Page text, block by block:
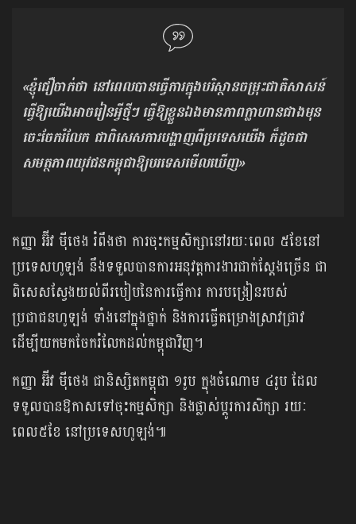
«ខ្ញុំជឿចាក់ថា នៅពេលបានធ្វើការក្នុងបរិស្ថានចម្រុះជាតិសាសន៍
ធ្វើឱ្យយើងអាចរៀនអ្វីថ្មីៗ ធ្វើឱ្យខ្លួនឯងមានភាពក្លាហានជាងមុន
ចេះចែករំលែក ជាពិសេសការបង្ហាញពីប្រទេសយើង ក៏ដូចជា
សមត្ថភាពយុវជនកម្ពុជាឱ្យបរទេសមើលឃើញ»
កញ្ញា អ៊ីវ ម៉ីថេង រំពឹងថា​ ការចុះកម្មសិក្សានៅរយៈពេល ៥ខែនៅ
ប្រទេសហូឡង់ នឹងទទួលបានការអនុវត្តការងារជាក់ស្ដែងច្រើន ជា
ពិសេសស្វែងយល់ពីរបៀបនៃការធ្វើការ ការបង្រៀនរបស់
ប្រជាជនហូឡង់ ទាំងនៅក្នុងថ្នាក់ និងការធ្វើគម្រោងស្រាវជ្រាវ
ដើម្បីយកមកចែករំលែកដល់កម្ពុជាវិញ។
កញ្ញា អ៊ីវ ម៉ីថេង ជានិស្សិតកម្ពុជា ១រូប ក្នុងចំណោម ៤រូប ដែល
ទទួលបានឱកាសទៅចុះកម្មសិក្សា និងផ្លាស់ប្ដូរការសិក្សា រយៈ
ពេល៥ខែ នៅប្រទេសហូឡង់៕